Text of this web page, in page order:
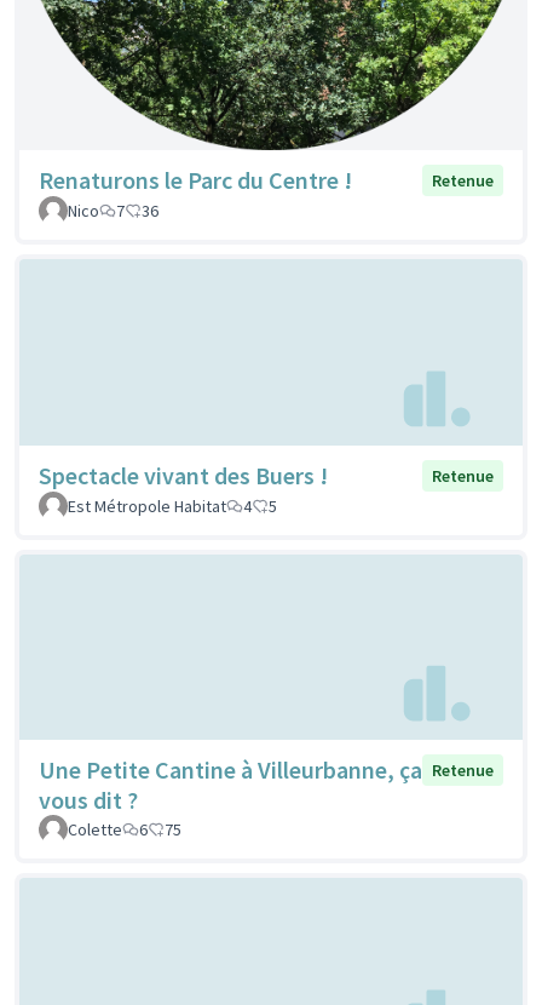
Renaturons le Parc du Centre !
Retenue
Nico
7 36
Spectacle vivant des Buers !
Retenue
Est Métropole Habitat
4 5
Une Petite Cantine à Villeurbanne, ça
vous dit ?
Retenue
Colette 6 75